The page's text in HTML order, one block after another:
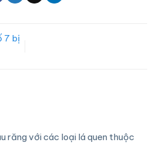
7 bị
răng với các loại lá quen thuộc